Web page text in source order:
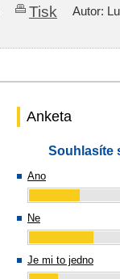
Tisk
Autor:
Anketa
Souhlasíte
Ano
Ne
Je mi to jedno